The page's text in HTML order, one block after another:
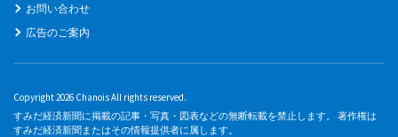
お問い合わせ
広告のご案内
Copyright 2026 Chanois All rights reserved.
すみだ経済新聞に掲載の記事・写真・図表などの無断転載を禁止します。 著作権は
すみだ経済新聞またはその情報提供者に属します。